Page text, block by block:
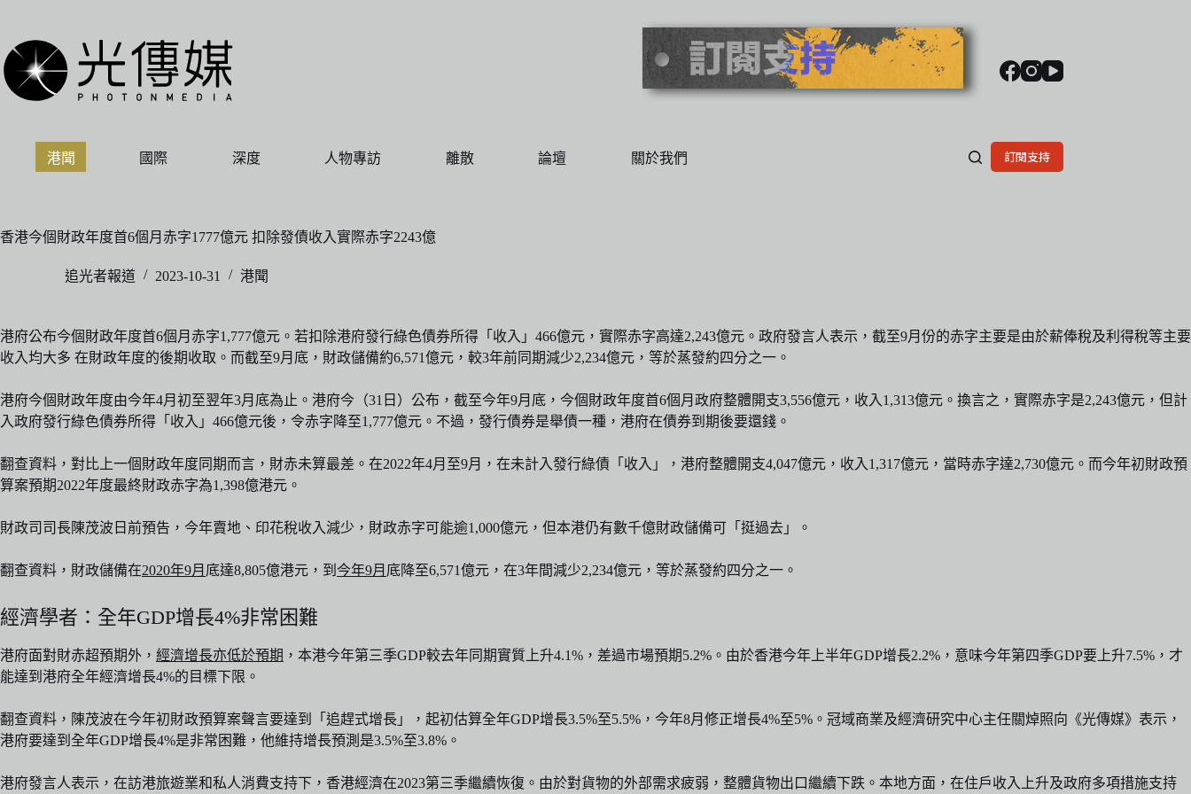
主
要
內
港聞 國際 深度 人物專訪 離散 論壇 關於我們 訂閱支持
香港今個財政年度首6個月赤字1777億元 扣除發債收入實際赤字2243億
追光者報道 2023-10-31 港聞
港府公布今個財政年度首6個月赤字1,777億元。若扣除港府發行綠色債券所得「收入」466億元，實際赤字高達2,243億元。政府發言人表示，截至9月份的赤字主要是由於薪俸稅及利得稅等主要
收入均大多 在財政年度的後期收取。而截至9月底，財政儲備約6,571億元，較3年前同期減少2,234億元，等於蒸發約四分之一。
港府今個財政年度由今年4月初至翌年3月底為止。港府今（31日）公布，截至今年9月底，今個財政年度首6個月政府整體開支3,556億元，收入1,313億元。換言之，實際赤字是2,243億元，但計
入政府發行綠色債券所得「收入」466億元後，令赤字降至1,777億元。不過，發行債券是舉債一種，港府在債券到期後要還錢。
翻查資料，對比上一個財政年度同期而言，財赤未算最差。在2022年4月至9月，在未計入發行綠債「收入」，港府整體開支4,047億元，收入1,317億元，當時赤字達2,730億元。而今年初財政預
算案預期2022年度最終財政赤字為1,398億港元。
財政司司長陳茂波日前預告，今年賣地、印花稅收入減少，財政赤字可能逾1,000億元，但本港仍有數千億財政儲備可「挺過去」。
翻查資料，財政儲備在2020年9月 底達8,805億港元，到 今年9月 底降至6,571億元，在3年間減少2,234億元，等於蒸發約四分之一。
經濟學者：全年GDP增長4%非常困難
港府面對財赤超預期外， 經濟增長亦低於預期 ，本港今年第三季GDP較去年同期實質上升4.1%，差過市場預期5.2%。由於香港今年上半年GDP增長2.2%，意味今年第四季GDP要上升7.5%，才
能達到港府全年經濟增長4%的目標下限。
翻查資料，陳茂波在今年初財政預算案聲言要達到「追趕式增長」，起初估算全年GDP增長3.5%至5.5%，今年8月修正增長4%至5%。冠域商業及經濟研究中心主任關焯照向《光傳媒》表示，
港府要達到全年GDP增長4%是非常困難，他維持增長預測是3.5%至3.8%。
港府發言人表示，在訪港旅遊業和私人消費支持下，香港經濟在2023第三季繼續恢復。由於對貨物的外部需求疲弱，整體貨物出口繼續下跌。本地方面，在住戶收入上升及政府多項措施支持